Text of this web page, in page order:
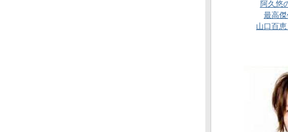
阿久悠
最高傑
山口百